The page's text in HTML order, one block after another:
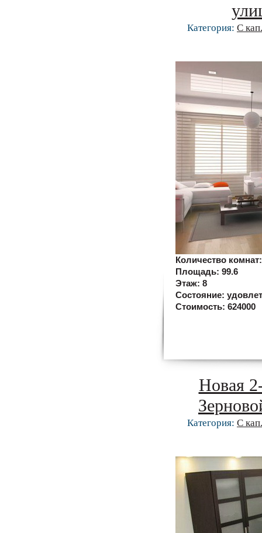
Категория: С
Количество
Площадь: 99.6
Этаж: 8
Состояние:
Стоимость: 624000
Новая
Категория: С